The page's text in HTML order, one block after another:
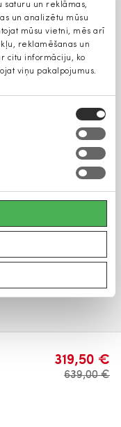
saturu un reklāmas,
un analizētu mūsu
mūsu vietni, mēs arī
reklamēšanas un
citu informāciju, ko
viņu pakalpojumus.
319,50 €
639,00 €